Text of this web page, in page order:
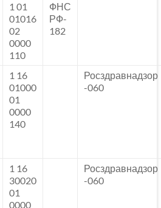
1 01
01016
02
0000
110
ФНС
РФ-
182
1 16
01000
01
0000
140
Росздравнадзор
-060
1 16
30020
01
0000
Росздравнадзор
-060